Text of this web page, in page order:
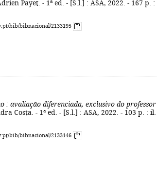
Payet. - 1ª ed. - [S.l.] : ASA, 2022. - 167 p. :
bib/bibnacional/2133195
: avaliação diferenciada, exclusivo do professor
Costa. - 1ª ed. - [S.l.] : ASA, 2022. - 103 p. : il.
bib/bibnacional/2133146